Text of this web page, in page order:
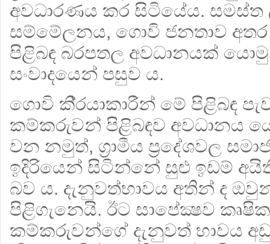
අවධාරණය කර සිටියේය. සමස්ත
සම්මේලනය, ගොවි ජනතාව අතර
පිළිබඳ බරපතල අවධානයක්
සංවාදයෙන් පසුව ය.
ගොවි කි‍්‍රයාකාරීන් මේ පිළිබඳ
කම්කරුවන් පිළිබඳව අවධානය
වන නමුත්, ග‍්‍රාමීය ප‍්‍රදේශවල
ඉදිරියෙන් සිටින්නේ සුළු ඉඩම්
බව ය. දැනුවත්භාවය අතින් ද
පිළිගැනෙයි. ඊට සාපේක්‍ෂව
කම්කරුවන්ගේ දැනුවත් භාවය අඩු